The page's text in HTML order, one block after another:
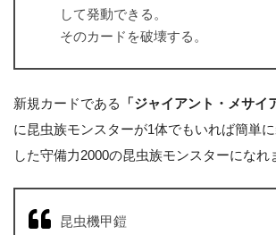
して発動できる。
そのカードを破壊する。
新規カードである 「ジャイアント・メサイ
に昆虫族モンスターが1体でもいれば簡単
した守備力2000の昆虫族モンスターになれ
昆虫機甲鎧